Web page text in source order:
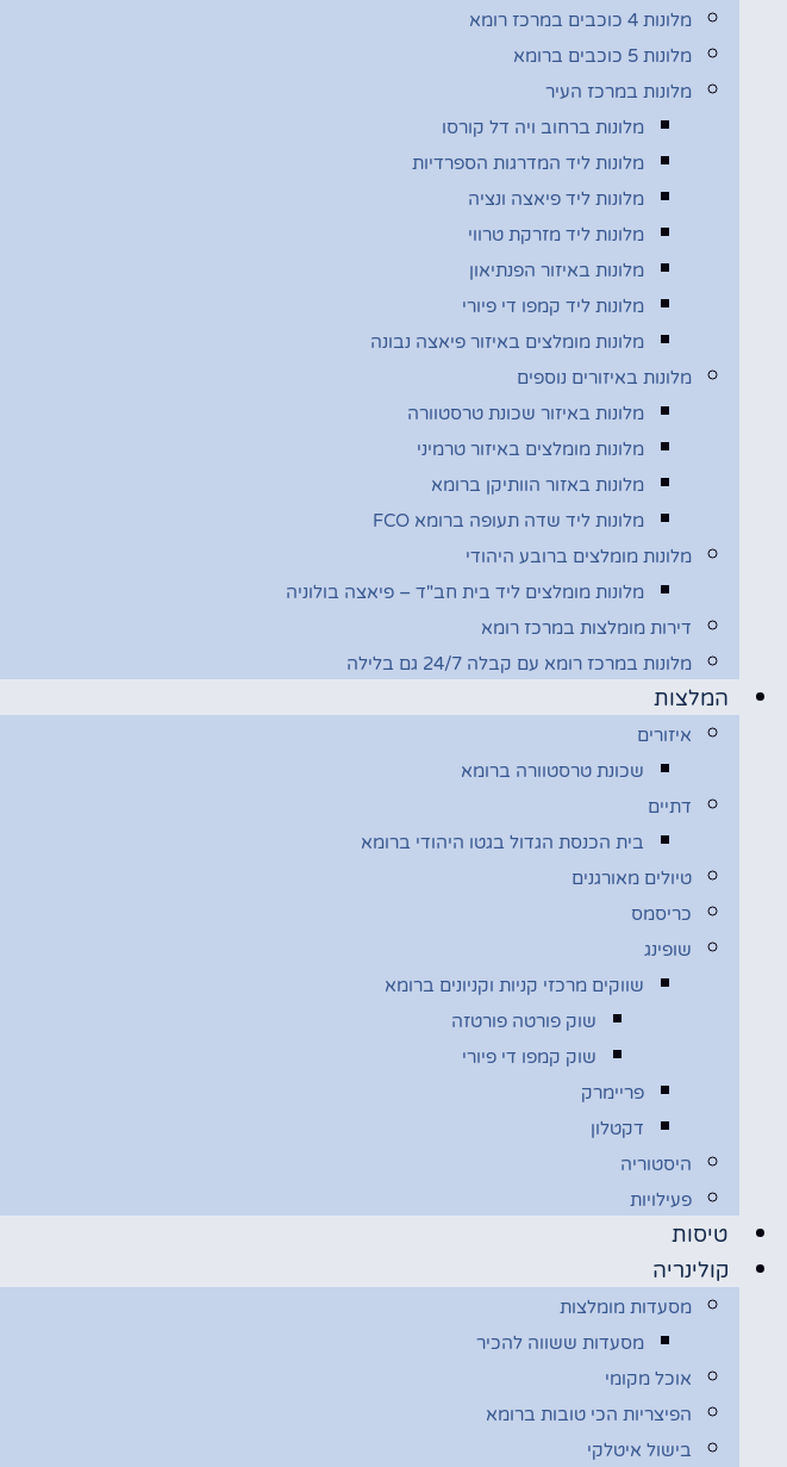
מלונות 4 כוכבים במרכז רומא
מלונות 5 כוכבים ברומא
מלונות במרכז העיר
מלונות ברחוב ויה דל קורסו
מלונות ליד המדרגות הספרדיות
מלונות ליד פיאצה ונציה
מלונות ליד מזרקת טרווי
מלונות באיזור הפנתיאון
מלונות ליד קמפו די פיורי
מלונות מומלצים באיזור פיאצה נבונה
מלונות באיזורים נוספים
מלונות באיזור שכונת טרסטוורה
מלונות מומלצים באיזור טרמיני
מלונות באזור הוותיקן ברומא
מלונות ליד שדה תעופה ברומא FCO
מלונות מומלצים ברובע היהודי
מלונות מומלצים ליד בית חב"ד – פיאצה בולוניה
דירות מומלצות במרכז רומא
מלונות במרכז רומא עם קבלה 24/7 גם בלילה
המלצות
איזורים
שכונת טרסטוורה ברומא
דתיים
בית הכנסת הגדול בגטו היהודי ברומא
טיולים מאורגנים
כריסמס
שופינג
שווקים מרכזי קניות וקניונים ברומא
שוק פורטה פורטזה
שוק קמפו די פיורי
פריימרק
דקטלון
היסטוריה
פעילויות
טיסות
קולינריה
מסעדות מומלצות
מסעדות ששווה להכיר
אוכל מקומי
הפיצריות הכי טובות ברומא
בישול איטלקי